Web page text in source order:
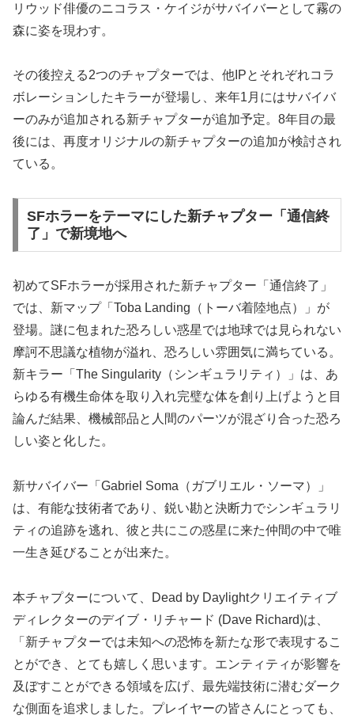
リウッド俳優のニコラス・ケイジがサバイバーとして霧の
森に姿を現わす。
その後控える2つのチャプターでは、他IPとそれぞれコラ
ボレーションしたキラーが登場し、来年1月にはサバイバ
ーのみが追加される新チャプターが追加予定。8年目の最
後には、再度オリジナルの新チャプターの追加が検討され
ている。
SFホラーをテーマにした新チャプター「通信終
了」で新境地へ
初めてSFホラーが採用された新チャプター「通信終了」
では、新マップ「Toba Landing（トーバ着陸地点）」が
登場。謎に包まれた恐ろしい惑星では地球では見られない
摩訶不思議な植物が溢れ、恐ろしい雰囲気に満ちている。
新キラー「The Singularity（シンギュラリティ）」は、あ
らゆる有機生命体を取り入れ完璧な体を創り上げようと目
論んだ結果、機械部品と人間のパーツが混ざり合った恐ろ
しい姿と化した。
新サバイバー「Gabriel Soma（ガブリエル・ソーマ）」
は、有能な技術者であり、鋭い勘と決断力でシンギュラリ
ティの追跡を逃れ、彼と共にこの惑星に来た仲間の中で唯
一生き延びることが出来た。
本チャプターについて、Dead by Daylightクリエイティブ
ディレクターのデイブ・リチャード (Dave Richard)は、
「新チャプターでは未知への恐怖を新たな形で表現するこ
とができ、とても嬉しく思います。エンティティが影響を
及ぼすことができる領域を広げ、最先端技術に潜むダーク
な側面を追求しました。プレイヤーの皆さんにとっても、